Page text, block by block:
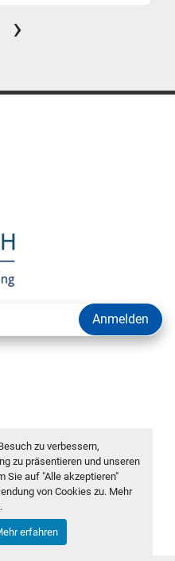
zu verbessern,
zu präsentieren und unseren
Sie auf "Alle akzeptieren"
von Cookies zu. Mehr
.
erfahren
›
Anmelden
Österreich